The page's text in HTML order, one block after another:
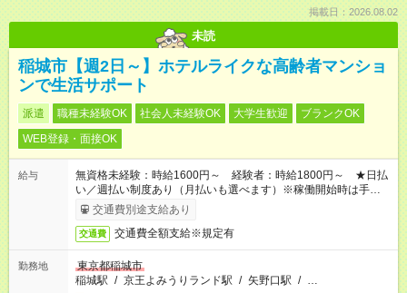
掲載日：2026.08.02
未読
稲城市【週2日～】ホテルライクな高齢者マンショ
ンで生活サポート
派遣 職種未経験OK 社会人未経験OK 大学生歓迎
ブランクOK
WEB登録・面接OK
給与
無資格未経験：時給1600円～ 経験者：時給1800円～ ★日払
い／週払い制度あり（月払いも選べます）※稼働開始時は手続き
完了次第のお支払いとなります。
交通費別途支給あり
交通費 交通費全額支給※規定有
勤務地
東京都稲城市
稲城駅 / 京王よみうりランド駅 / 矢野口駅 / …